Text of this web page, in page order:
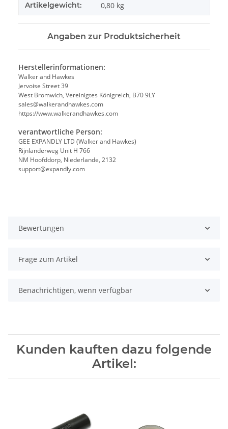
Artikelgewicht: 0,80 kg
Angaben zur Produktsicherheit
Herstellerinformationen:
Walker and Hawkes
Jervoise Street 39
West Bromwich, Vereinigtes Königreich, B70 9LY
sales@walkerandhawkes.com
https://www.walkerandhawkes.com
verantwortliche Person:
GEE EXPANDLY LTD (Walker and Hawkes)
Rijnlanderweg Unit H 766
NM Hoofddorp, Niederlande, 2132
support@expandly.com
Bewertungen
Frage zum Artikel
Benachrichtigen, wenn verfügbar
Kunden kauften dazu folgende
Artikel: